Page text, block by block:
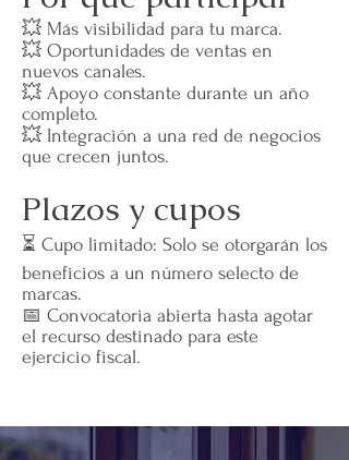
💥 Más visibilidad para tu marca.
💥 Oportunidades de ventas en
nuevos canales.
💥 Apoyo constante durante un año
completo.
💥 Integración a una red de negocios
que crecen juntos.
Plazos y cupos
⏳ Cupo limitado: Solo se otorgarán los
beneficios a un número selecto de
marcas.
📅 Convocatoria abierta hasta agotar
el recurso destinado para este
ejercicio fiscal.